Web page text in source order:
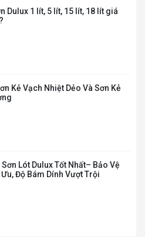
TỪ DULUX SIÊU TRẮNG – BỀ
TỪ DULUX LÁNG MỊN TỐI
TỪ DULUX LÁNG MỊN TỐI
Dulux 1 lít, 5 lít, 15 lít, 18 lít giá
Kẻ Vạch Nhiệt Dẻo Và Sơn Kẻ
Lót Dulux Tốt Nhất– Bảo Vệ
Độ Bám Dính Vượt Trội